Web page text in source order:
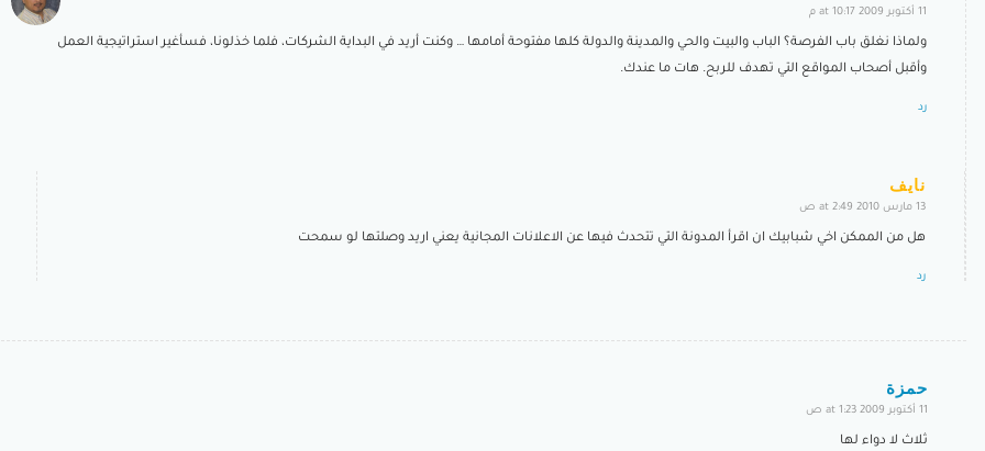
11 أكتوبر 2009 at 10:17 م
ولماذا نغلق باب الفرصة؟ الباب والبيت والحي والمدينة والدولة كلها مفتوحة أمامها … وكنت أريد في البداية الشركات، فلما خذلونا، فسأغير استراتيجية العمل
وأقبل أصحاب المواقع التي تهدف للربح. هات ما عندك.
رد
نايف
13 مارس 2010 at 2:49 ص
هل من الممكن اخي شبابيك ان اقرأ المدونة التي تتحدث فيها عن الاعلانات المجانية يعني اريد وصلتها لو سمحت
رد
حمزة
11 أكتوبر 2009 at 1:23 ص
ثلاث لا دواء لها